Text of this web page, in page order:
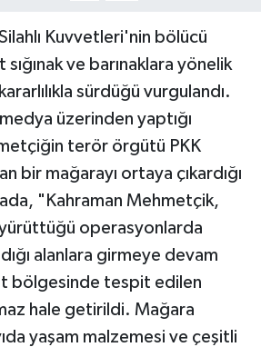
Kuvvetleri'nin bölücü
ve barınaklara yönelik
sürdüğü vurgulandı.
medya üzerinden yaptığı
terör örgütü PKK
bir mağarayı ortaya çıkardığı
"Kahraman Mehmetçik,
yürüttüğü operasyonlarda
alanlara girmeye devam
bölgesinde tespit edilen
hale getirildi. Mağara
yaşam malzemesi ve çeşitli